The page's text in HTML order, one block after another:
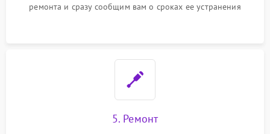
ремонта и сразу сообщим вам о сроках ее устранения
5. Ремонт